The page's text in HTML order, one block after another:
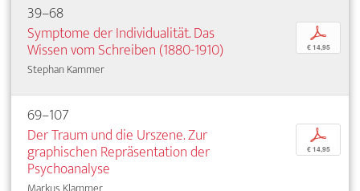
39–68
Symptome der Individualität. Das
Wissen vom Schreiben (1880-1910)
Stephan Kammer
p
€ 14,95
69–107
Der Traum und die Urszene. Zur
graphischen Repräsentation der
Psychoanalyse
p
€ 14,95